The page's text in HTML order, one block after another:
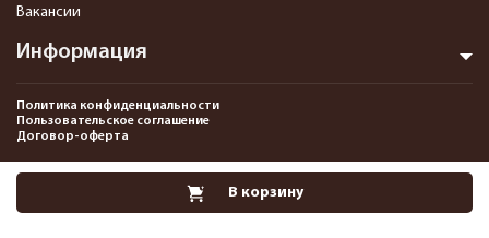
В корзину
Информация
Вакансии
Политика конфиденциальности
Пользовательское соглашение
Договор-оферта
2013-2026 Интернет-магазин пневматики, страйкбола и снаряжения–
Pnevmat24.ru. Все права защищены.©